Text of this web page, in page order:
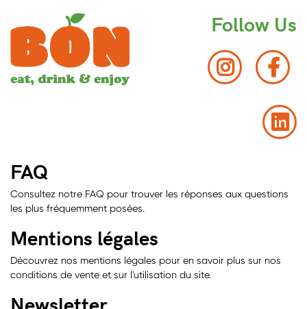
Follow Us
FAQ
Consultez notre FAQ pour trouver les réponses aux questions
les plus fréquemment posées.
Mentions légales
Découvrez nos mentions légales pour en savoir plus sur nos
conditions de vente et sur l'utilisation du site.